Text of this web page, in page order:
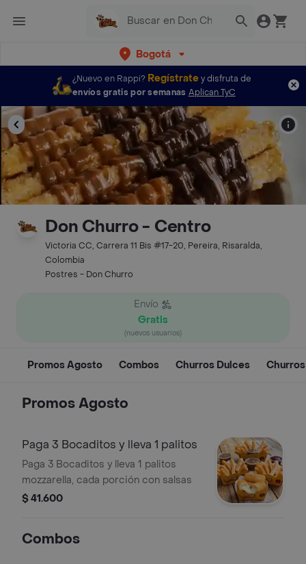
Bogotá
¿Nuevo en Rappi? Regístratey disfruta de
envíos gratis por semanas Aplican TyC
Don Churro - Centro
Victoria CC, Carrera 11 Bis #17-20, Pereira, Risaralda,
Colombia
Postres - Don Churro
Envío
Gratis
(nuevos usuarios)
Promos Agosto Combos Churros Dulces
Promos Agosto
Paga 3 Bocaditos y lleva 1 palitos
Paga 3 Bocaditos y lleva 1 palitos
mozzarella, cada porción con salsas
$ 41.600
Combos